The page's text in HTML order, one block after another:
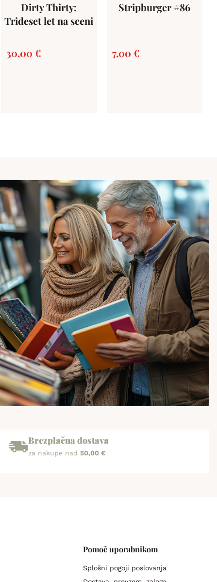
Dirty Thirty:
Trideset let na sceni
30,00€
Stripburger #86
7,00 €
Brezplačna dostava
za nakupe nad 50,00 €
Pomoč uporabnikom
Splošni pogoji poslovanja